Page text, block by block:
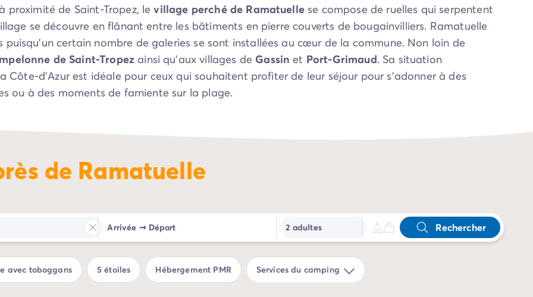
proximité de Saint-Tropez, levillage perché de Ramatuellese compose de ruelles qui serpentent
se découvre en flânant entre les bâtiments en pierre couverts de bougainvilliers. Ramatuelle
certain nombre de galeries se sont installées au cœur de la commune. Non loin de
de Saint-Tropezainsi qu’aux villages de Gassin et Port-Grimaud. Sa situation
Côte-d’Azur est idéale pour ceux qui souhaitent profiter de leur séjour pour s’adonner à des
ou à des moments de farniente sur la plage.
de Ramatuelle
Arrivée ➞ Départ 2 adultes Rechercher
avec toboggans 5 étoiles Hébergement PMR Services du camping